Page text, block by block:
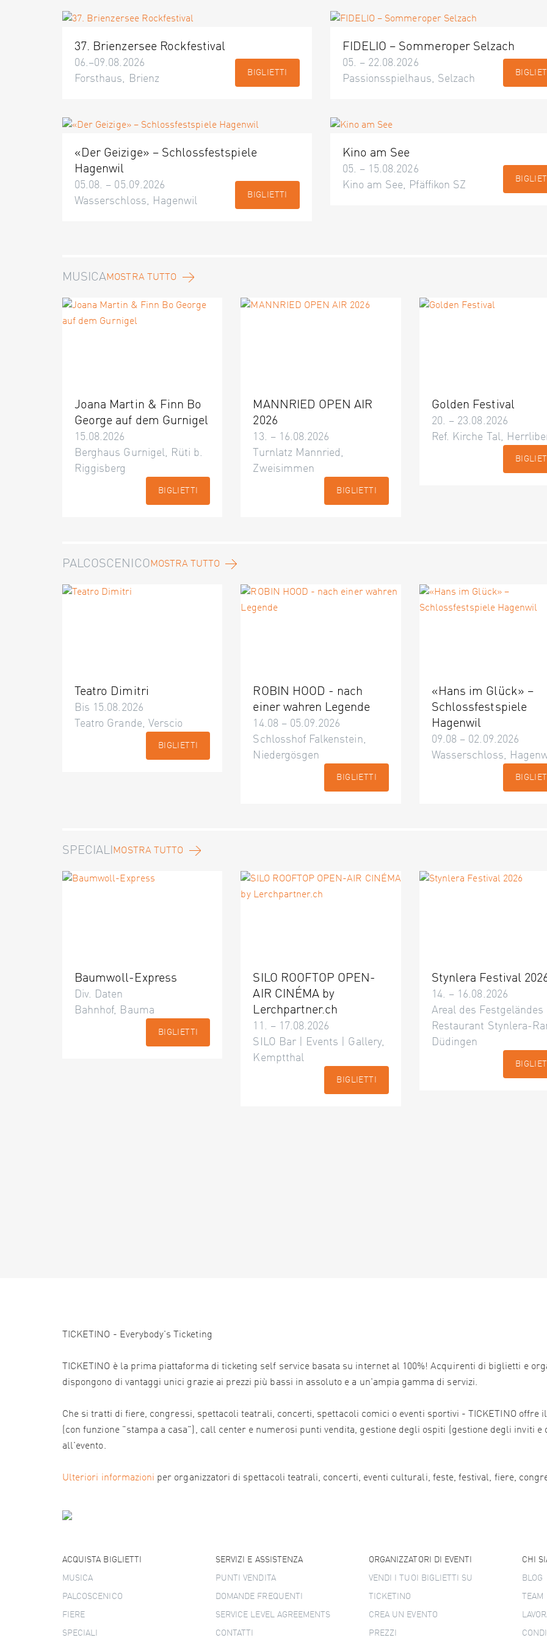
37. Brienzersee Rockfestival
06.–09.08.2026
Forsthaus, Brienz
BIGLIETTI
FIDELIO – Sommeroper Selzach
05. – 22.08.2026
Passionsspielhaus, Selzach
«Der Geizige» – Schlossfestspiele
Hagenwil
05.08. – 05.09.2026
Wasserschloss, Hagenwil
BIGLIETTI
Kino am See
05. – 15.08.2026
Kino am See, Pfäffikon SZ
MUSICAMOSTRA TUTTO
Joana Martin & Finn Bo
George auf dem Gurnigel
15.08.2026
Berghaus Gurnigel, Rüti b.
Riggisberg
BIGLIETTI
MANNRIED OPEN AIR
2026
13. – 16.08.2026
Turnlatz Mannried,
Zweisimmen
BIGLIETTI
Golden Festival
20. – 23.08.2026
Ref. Kirche Tal,
PALCOSCENICOMOSTRA TUTTO
Teatro Dimitri
Bis 15.08.2026
Teatro Grande, Verscio
BIGLIETTI
ROBIN HOOD - nach
einer wahren Legende
14.08 – 05.09.2026
Schlosshof Falkenstein,
Niedergösgen
BIGLIETTI
«Hans im Glück» –
Schlossfestspiele
Hagenwil
09.08 – 02.09.2026
Wasserschloss,
SPECIALIMOSTRA TUTTO
Baumwoll-Express
Div. Daten
Bahnhof, Bauma
BIGLIETTI
SILO ROOFTOP OPEN-
AIR CINÉMA by
Lerchpartner.ch
11. – 17.08.2026
SILO Bar | Events | Gallery,
Kemptthal
BIGLIETTI
Stynlera Festival
14. – 16.08.2026
Areal des Festgeländes
Restaurant Stynlera-
Düdingen
TICKETINO - Everybody's Ticketing
TICKETINO è la prima piattaforma di ticketing self service basata su internet al 100%! Acquirenti di biglietti e
dispongono di vantaggi unici grazie ai prezzi più bassi in assoluto e a un'ampia gamma di servizi.
Che si tratti di fiere, congressi, spettacoli teatrali, concerti, spettacoli comici o eventi sportivi - TICKETINO
(con funzione "stampa a casa"), call center e numerosi punti vendita, gestione degli ospiti (gestione degli inviti
all'evento.
Ulteriori informazioni per organizzatori di spettacoli teatrali, concerti, eventi culturali, feste, festival, fiere,
ACQUISTA BIGLIETTI
MUSICA
PALCOSCENICO
FIERE
SPECIALI
SERVIZI E ASSISTENZA
PUNTI VENDITA
DOMANDE FREQUENTI
SERVICE LEVEL AGREEMENTS
CONTATTI
ORGANIZZATORI DI EVENTI
VENDI I TUOI BIGLIETTI SU
TICKETINO
CREA UN EVENTO
PREZZI
CHI
BLOG
TEAM